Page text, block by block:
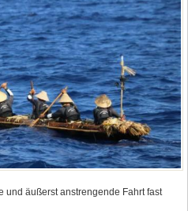
und äußerst anstrengende Fahrt fast